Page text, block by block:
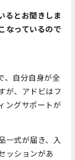
るとお聞きしま
なっているので
、自分自身が全
が、アドビはフ
ングサポートが
一式が届き、入
ッションがあ